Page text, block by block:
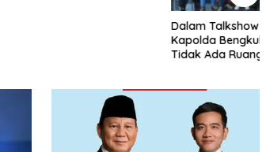
Dalam Talkshow di BETV ,
Kapolda Bengkulu Tegaskan :
Tidak Ada Ruang Bagi